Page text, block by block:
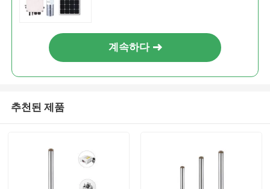
계속하다
추천된 제품